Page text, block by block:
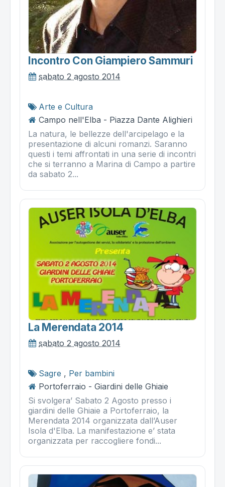
Incontro Con Giampiero Sammuri
sabato 2 agosto 2014
Arte e Cultura
Campo nell'Elba - Piazza Dante Alighieri
La natura, le bellezze dell'arcipelago e la
presentazione di alcuni romanzi. Saranno
questi i temi affrontati in una serie di incontri
che si terranno a Marina di Campo a partire
da sabato 2...
La Merendata 2014
sabato 2 agosto 2014
Sagre , Per bambini
Portoferraio - Giardini delle Ghiaie
Si svolgera’ Sabato 2 Agosto presso i
giardini delle Ghiaie a Portoferraio, la
Merendata 2014 organizzata dall’Auser
Isola d'Elba. La manifestazione e’ stata
organizzata per raccogliere fondi...